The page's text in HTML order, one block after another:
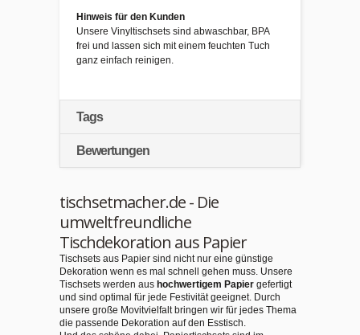
Hinweis für den Kunden
Unsere Vinyltischsets sind abwaschbar, BPA
frei und lassen sich mit einem feuchten Tuch
ganz einfach reinigen.
Tags
Bewertungen
tischsetmacher.de - Die
umweltfreundliche
Tischdekoration aus Papier
Tischsets aus Papier sind nicht nur eine günstige
Dekoration wenn es mal schnell gehen muss. Unsere
Tischsets werden aus hochwertigem Papier gefertigt
und sind optimal für jede Festivität geeignet. Durch
unsere große Movitvielfalt bringen wir für jedes Thema
die passende Dekoration auf den Esstisch.